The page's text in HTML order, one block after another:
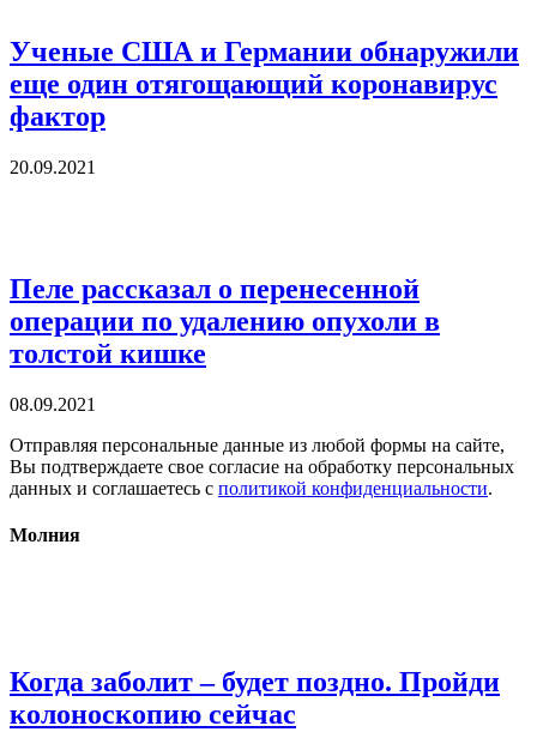
Ученые США и Германии обнаружили
еще один отягощающий коронавирус
фактор
20.09.2021
Пеле рассказал о перенесенной
операции по удалению опухоли в
толстой кишке
08.09.2021
Отправляя персональные данные из любой формы на сайте,
Вы подтверждаете свое согласие на обработку персональных
данных и соглашаетесь с политикой конфиденциальности.
Молния
Когда заболит – будет поздно. Пройди
колоноскопию сейчас